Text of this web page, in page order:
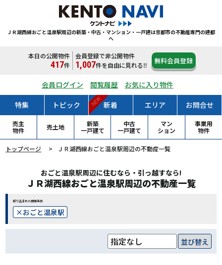
ＪＲ湖西線おごと温泉駅周辺の新築・中古・マンション・一戸建は京都市の不動産専門の建都
へ
本日の公開物件
417件
会員登録で非公開物件
1,007件を自由に見れる‼ 無料会員登録
会員ログイン 閲覧履歴 お気に入り物件
特集 トピック 新着
NEW エリア お問合せ
売主
物件
売土地
新築
一戸建て
中古
一戸建て
マン
ション
事業用
物件
トップページ ＪＲ湖西線おごと温泉駅周辺の不動産一覧
おごと温泉駅周辺に住むなら・引っ越すなら!
ＪＲ湖西線おごと温泉駅周辺の不動産一覧
絞り込まれた検索条件
おごと温泉駅
並び替え